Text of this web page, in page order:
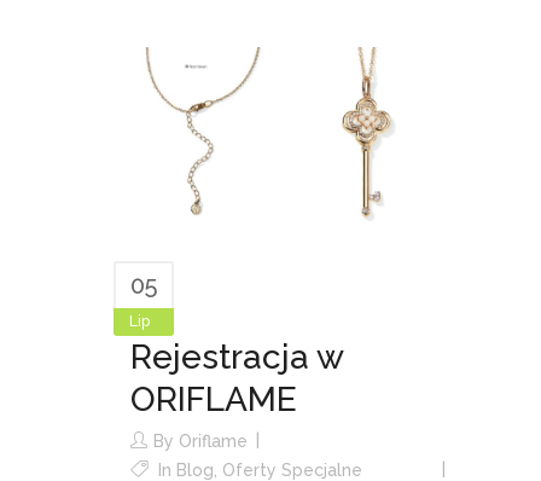
05
Lip
Rejestracja w
ORIFLAME
By Oriflame
In Blog Oferty Specjalne